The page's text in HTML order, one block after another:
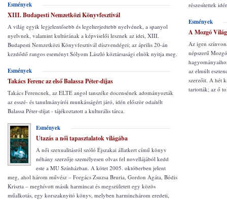
Esmények
XIII. Budapesti Nemzetközi Könyvfesztivál
A világ egyik legjelentősebb és legelterjedtebb nyelvének, a spanyol
nyelvnek, valamint kultúrának a képviselői lesznek az idei, XIII.
Budapesti Nemzetközi Könyvfesztivál díszvendégei; az április 20-án
kezdődő rangos eseményt Sólyom László köztársasági elnök nyitja meg.
Esmények
Takács Ferenc az első Balassa Péter-díjas
Takács Ferencnek, az ELTE angol tanszéke docensének adományozták
az esszé- és tanulmányírói munkásságért járó, idén először odaítélt
Balassa Péter-díjat - tájékoztatott a kulturális tárca.
Esmények
Utazás a női tapasztalatok világába
A női szexualitásról szóló Éjszakai állatkert című könyv
néhány szerzője személyesen olvas fel novellájából kedd
este a MU Színházban. A kötet 2005. októberben jelent
meg, ahol három művész – Forgács Zsuzsa Bruria, Gordon Agáta, Bódis
Kriszta – meghívott másik harmincat és megszületett egy közös
műalkotás, egy korszaknyitó könyv, melyben harminchárom eredeti,
részesítettek
Esmények
A Mozgó
Az igen
népszerű
az elmúlt
szerzőit. A hét
tartották; az ő